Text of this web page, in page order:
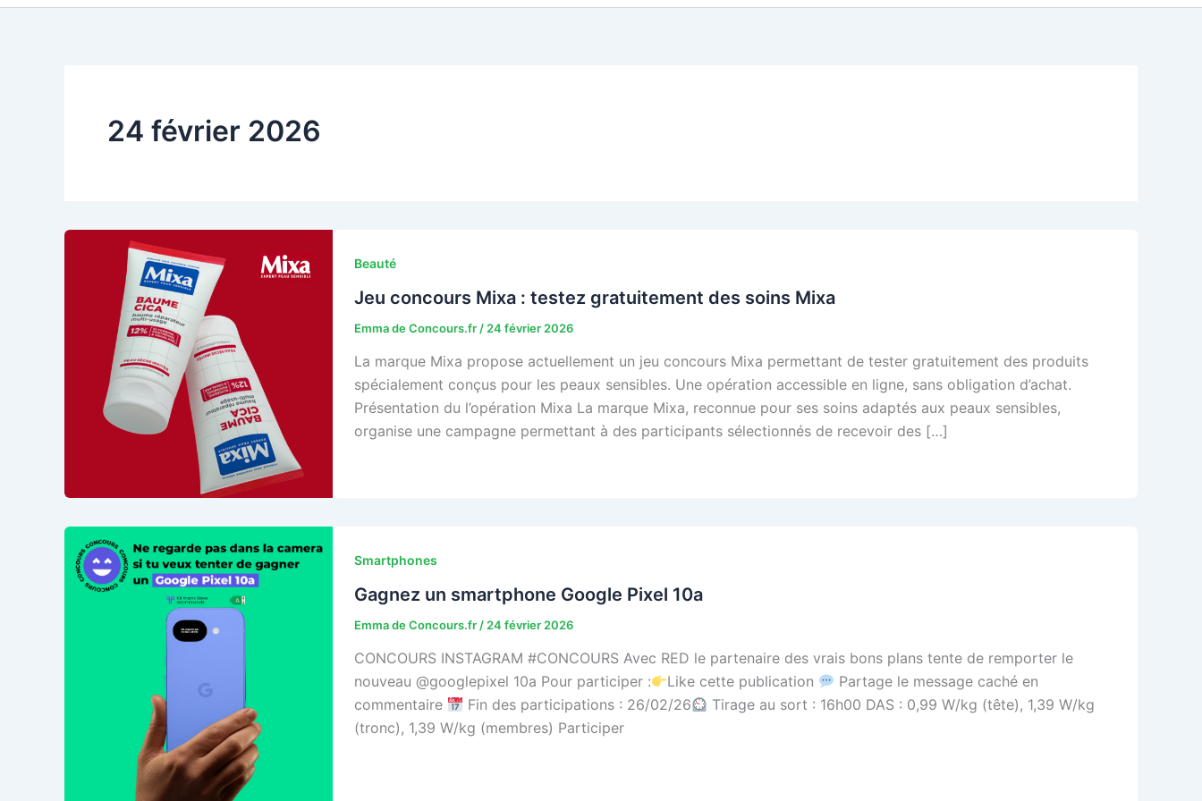
24 février 2026
Beauté
Jeu concours Mixa : testez gratuitement des soins Mixa
Emma de Concours.fr / 24 février 2026
La marque Mixa propose actuellement un jeu concours Mixa permettant de tester gratuitement des produits
spécialement conçus pour les peaux sensibles. Une opération accessible en ligne, sans obligation d’achat.
Présentation du l’opération Mixa La marque Mixa, reconnue pour ses soins adaptés aux peaux sensibles,
organise une campagne permettant à des participants sélectionnés de recevoir des […]
Smartphones
Gagnez un smartphone Google Pixel 10a
Emma de Concours.fr / 24 février 2026
CONCOURS INSTAGRAM #CONCOURS Avec RED le partenaire des vrais bons plans tente de remporter le
nouveau @googlepixel 10a ​​Pour participer :​
Like cette publication ​​
Partage le message caché en
commentaire​​
Fin des participations : 26/02/26​
Tirage au sort : 16h00​ DAS : 0,99 W/kg (tête), 1,39 W/kg
(tronc), 1,39 W/kg (membres) Participer